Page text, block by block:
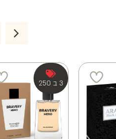
3 ב 250